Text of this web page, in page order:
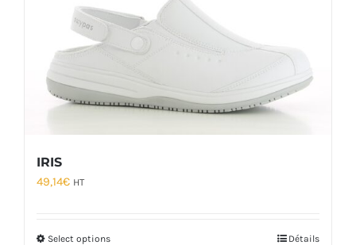
IRIS
49,14€ HT
Select options Détails